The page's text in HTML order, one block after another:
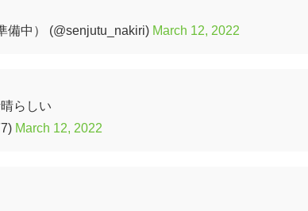
備中） (@senjutu_nakiri) March 12, 2022
らしい
March 12, 2022